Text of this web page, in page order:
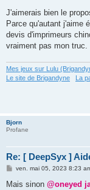
J'aimerais bien le
Parce qu'autant j'aime
devis d'imprimeurs
vraiment pas mon truc.
Mes jeux sur Lulu
Le site de Brigandyne
La
Bjorn
Profane
Re: [ DeepSyx ]
M
s
ven. mai 05, 2023 8:23
Mais sinon @oneyed